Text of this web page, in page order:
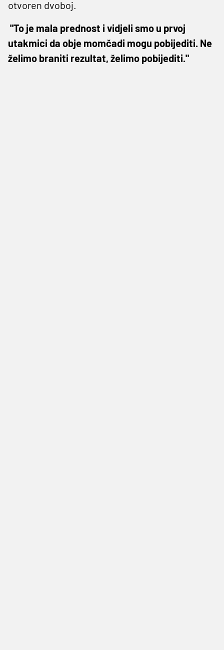
otvoren dvoboj.
"To je mala prednost i vidjeli smo u prvoj
utakmici da obje momčadi mogu pobijediti. Ne
želimo braniti rezultat, želimo pobijediti."